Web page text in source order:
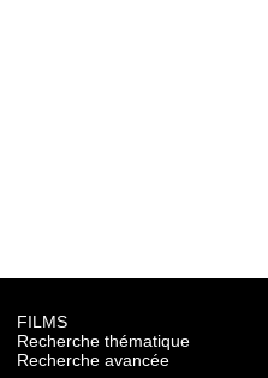
FILMS
Recherche thématique
Recherche avancée